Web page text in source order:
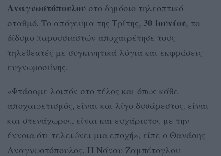
Αναγνωστόπουλου στο δημόσιο τηλεοπτικό
σταθμό. Το απόγευμα της Τρίτης, 30 Ιουνίου, το
δίδυμο παρουσιαστών αποχαιρέτησε τους
τηλεθεατές με συγκινητικά λόγια και εκφράσεις
ευγνωμοσύνης.
«Φτάσαμε λοιπόν στο τέλος και όπως κάθε
αποχαιρετισμός, είναι και λίγο δυσάρεστος, είναι
και στενάχωρος, είναι και ευχάριστος με την
έννοια ότι τελειώνει μια εποχή», είπε ο Θανάσης
Αναγνωστόπουλος. Η Νάνσυ Ζαμπέτογλου